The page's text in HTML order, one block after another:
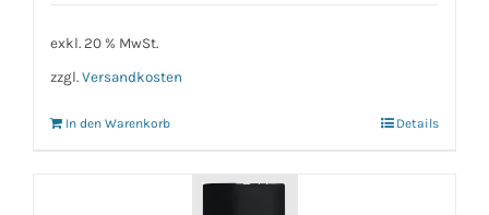
exkl. 20 % MwSt.
zzgl. Versandkosten
In den Warenkorb Details